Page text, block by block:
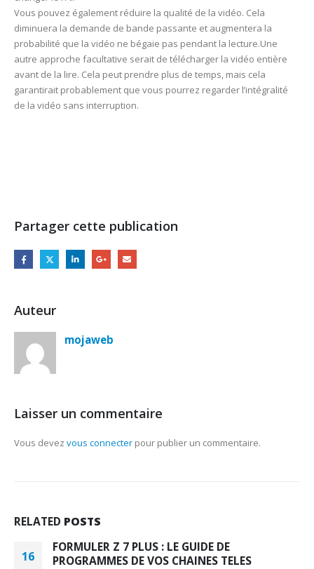
Vous pouvez également réduire la qualité de la vidéo. Cela
diminuera la demande de bande passante et augmentera la
probabilité que la vidéo ne bégaie pas pendant la lecture.Une
autre approche facultative serait de télécharger la vidéo entière
avant de la lire. Cela peut prendre plus de temps, mais cela
garantirait probablement que vous pourrez regarder l’intégralité
de la vidéo sans interruption.
Partager cette publication
Auteur
mojaweb
Laisser un commentaire
Vous devez vous connecter pour publier un commentaire.
RELATED POSTS
16
FORMULER Z 7 PLUS : LE GUIDE DE
PROGRAMMES DE VOS CHAINES TELES